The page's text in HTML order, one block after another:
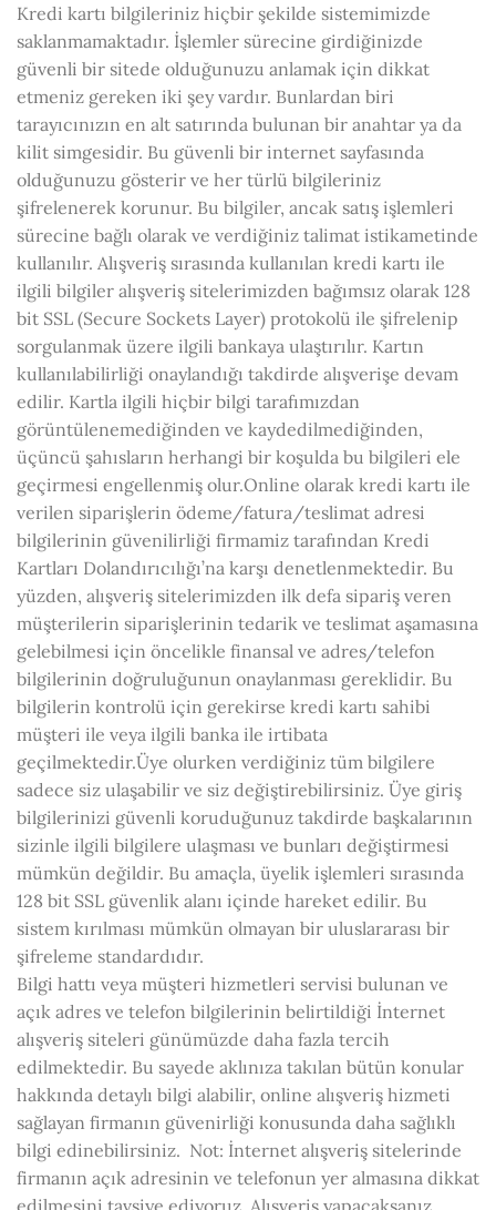
Kredi kartı bilgileriniz hiçbir şekilde sistemimizde
saklanmamaktadır. İşlemler sürecine girdiğinizde
güvenli bir sitede olduğunuzu anlamak için dikkat
etmeniz gereken iki şey vardır. Bunlardan biri
tarayıcınızın en alt satırında bulunan bir anahtar ya da
kilit simgesidir. Bu güvenli bir internet sayfasında
olduğunuzu gösterir ve her türlü bilgileriniz
şifrelenerek korunur. Bu bilgiler, ancak satış işlemleri
sürecine bağlı olarak ve verdiğiniz talimat istikametinde
kullanılır. Alışveriş sırasında kullanılan kredi kartı ile
ilgili bilgiler alışveriş sitelerimizden bağımsız olarak 128
bit SSL (Secure Sockets Layer) protokolü ile şifrelenip
sorgulanmak üzere ilgili bankaya ulaştırılır. Kartın
kullanılabilirliği onaylandığı takdirde alışverişe devam
edilir. Kartla ilgili hiçbir bilgi tarafımızdan
görüntülenemediğinden ve kaydedilmediğinden,
üçüncü şahısların herhangi bir koşulda bu bilgileri ele
geçirmesi engellenmiş olur.Online olarak kredi kartı ile
verilen siparişlerin ödeme/fatura/teslimat adresi
bilgilerinin güvenilirliği firmamiz tarafından Kredi
Kartları Dolandırıcılığı’na karşı denetlenmektedir. Bu
yüzden, alışveriş sitelerimizden ilk defa sipariş veren
müşterilerin siparişlerinin tedarik ve teslimat aşamasına
gelebilmesi için öncelikle finansal ve adres/telefon
bilgilerinin doğruluğunun onaylanması gereklidir. Bu
bilgilerin kontrolü için gerekirse kredi kartı sahibi
müşteri ile veya ilgili banka ile irtibata
geçilmektedir.Üye olurken verdiğiniz tüm bilgilere
sadece siz ulaşabilir ve siz değiştirebilirsiniz. Üye giriş
bilgilerinizi güvenli koruduğunuz takdirde başkalarının
sizinle ilgili bilgilere ulaşması ve bunları değiştirmesi
mümkün değildir. Bu amaçla, üyelik işlemleri sırasında
128 bit SSL güvenlik alanı içinde hareket edilir. Bu
sistem kırılması mümkün olmayan bir uluslararası bir
şifreleme standardıdır.
Bilgi hattı veya müşteri hizmetleri servisi bulunan ve
açık adres ve telefon bilgilerinin belirtildiği İnternet
alışveriş siteleri günümüzde daha fazla tercih
edilmektedir. Bu sayede aklınıza takılan bütün konular
hakkında detaylı bilgi alabilir, online alışveriş hizmeti
sağlayan firmanın güvenirliği konusunda daha sağlıklı
bilgi edinebilirsiniz. Not: İnternet alışveriş sitelerinde
firmanın açık adresinin ve telefonun yer almasına dikkat
edilmesini tavsiye ediyoruz. Alışveriş yapacaksanız